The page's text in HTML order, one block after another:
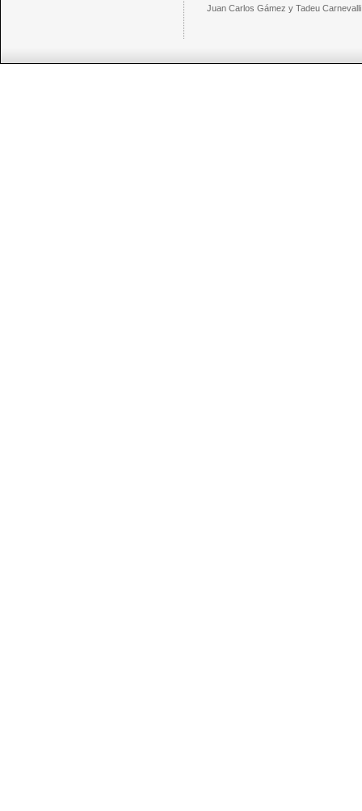
Juan Carlos Gámez y Tadeu Carnevalli